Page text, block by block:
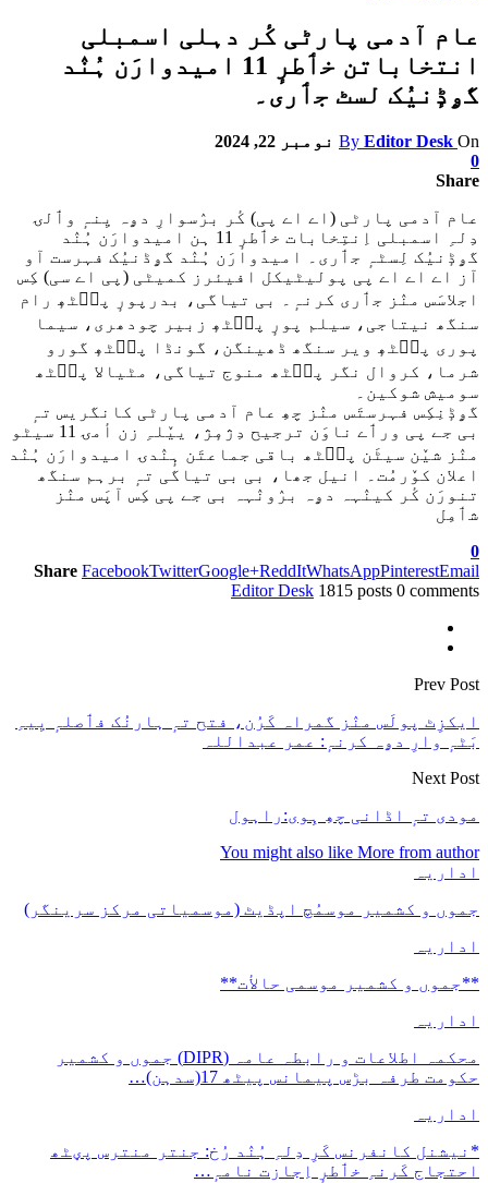
آدمی پارٹی کٔر دہلی اسمبلی
انتخاباتن خٲطرٕ 11 امیدوارَن ہُنٛد
لسٹ جٲری۔
ByEditor Desk
نومبر 22, 2024
آدمی پارٹی (اے اے پی) کٔر برٛسوارِ دۄہ یِنہٕ وٲلۍ
دِلہِ اسمبلی اِنتِخابات خٲطرٕ 11 ہن امیدوارَن ہُنٛد
لِسٹہٕ جٲری۔ امیدوارَن ہُنٛد گۄڈنیُک فہرست آو
اے اے اے پی پولیٹیکل افیئرز کمیٹی (پی اے سی) کِس
منٛز جٲری کرنہٕ۔ بی تیاگی، بدرپورٕ پٮ۪ٹھٕ رام
نیتاجی، سیلم پورٕ پٮ۪ٹھٕ زبیر چودھری، سیما
پٮ۪ٹھٕ ویر سنگھ ڈھینگن، گونڈا پٮ۪ٹھٕ گورو
کروال نگر پٮ۪ٹھ منوج تیاگی، مٹیالا پٮ۪ٹھ
شوکین۔
فہرستَس منٛز چھِ عام آدمی پارٹی کانگریس تہٕ
بی جے پی ورٲے ناوَن ترجیح دِژمٕژ، ییٚلہِ زن أمۍ 11 سیٹو
شیٚن سیٹَن پٮ۪ٹھ باقی جماعتَن ہٕنٛدۍ امیدوارَن ہُنٛد
کوٚرمُت۔ انیل جھا، بی بی تیاگی تہٕ برہم سنگھ
کٔر کینٛہہ دۄہ برٛونٛہہ بی جے پی کِس آپَس منٛز
Share FacebookTwitterGoogle+ReddItWhatsAppPinterest
Editor Desk 1815 posts 0
Prev
پولَس منٛز گمراہ کَرُن، فتح تہٕ ہارنُک فٲصلہٕ یِیہِ
وارِ دۄہ کرنہٕ: عمر عبداللہ
Next
تہٕ اڈانی چھِ ہِوی:راہول
You might also like More from
و کشمیر موسمُچ اپڈیٹ (موسمیاتی مرکز سرینگر)
و كشمیر موسمی حالأت**
محکمہ اطلاعات و رابطہ عامہ (DIPR) جموں و کشمیر
طرفہ بڑس پیمانس پیٹھ 17(سدہن)…
کانفرنس کَرِ دِلہِ ہُنٛد رُخ: جنتر منترس پؠٹھ
کَرنہِ خٲطرٕ اِجازت نامہٕ…